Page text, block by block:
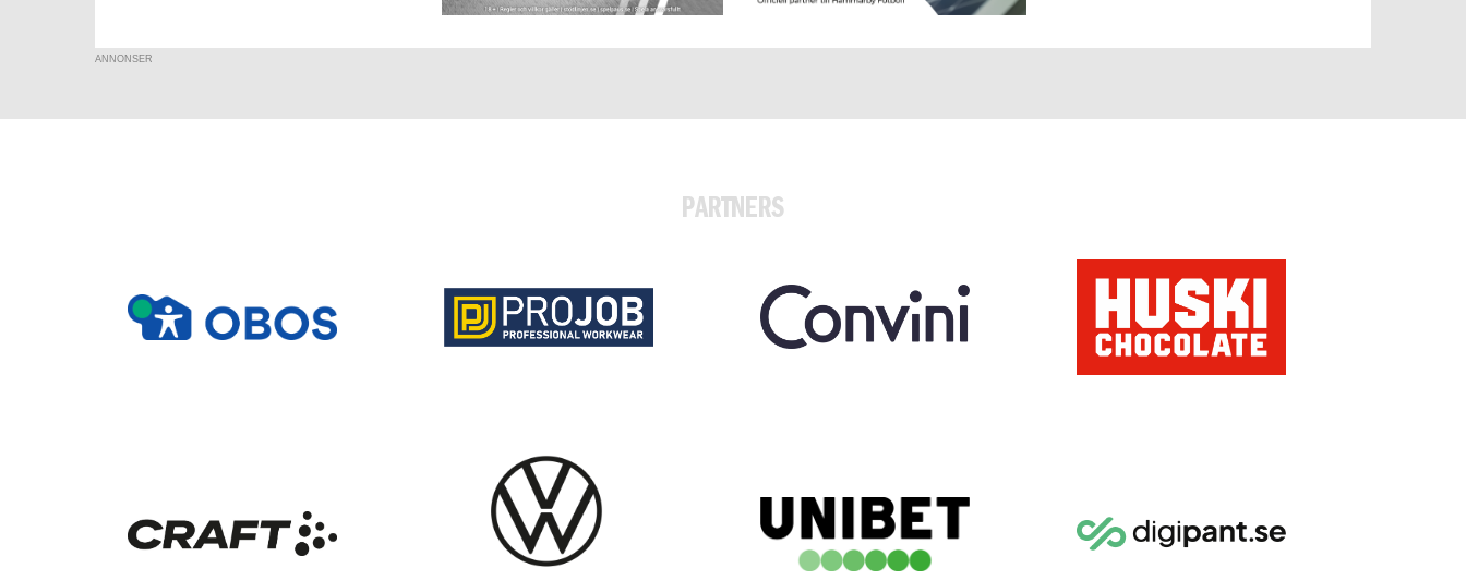
ANNONSER
PARTNERS